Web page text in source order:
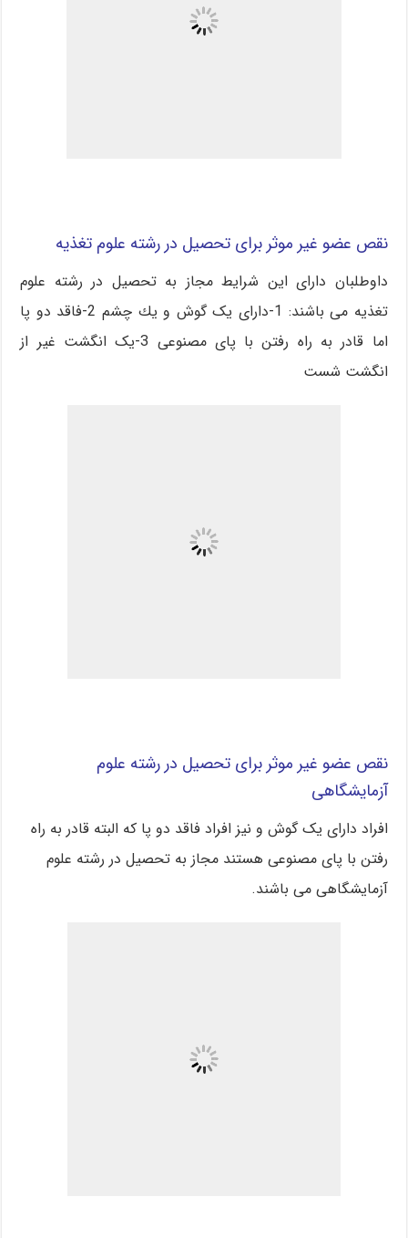
نقص عضو غیر موثر برای تحصیل در رشته علوم تغذیه
داوطلبان دارای این شرایط مجاز به تحصیل در رشته علوم
تغذیه می باشند: 1-دارای يک گوش و يك چشم 2-فاقد دو پا
اما قادر به راه رفتن با پای مصنوعی 3-يک انگشت غير از
انگشت شست
نقص عضو غیر موثر برای تحصیل در رشته علوم
آزمایشگاهی
افراد دارای یک گوش و نیز افراد فاقد دو پا که البته قادر به راه
رفتن با پای مصنوعی هستند مجاز به تحصیل در رشته علوم
آزمایشگاهی می باشند.